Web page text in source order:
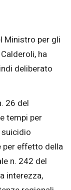
Ministro per gli
ha
deliberato
26 del
tempi per
suicidio
per effetto della
n. 242 del
interezza,